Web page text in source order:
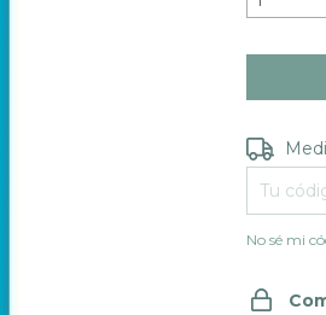
Entregas
No sé mi